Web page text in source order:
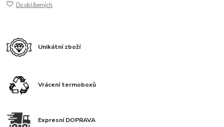
Do oblíbených
Unikátní zboží
Vrácení termoboxů
Expresní DOPRAVA